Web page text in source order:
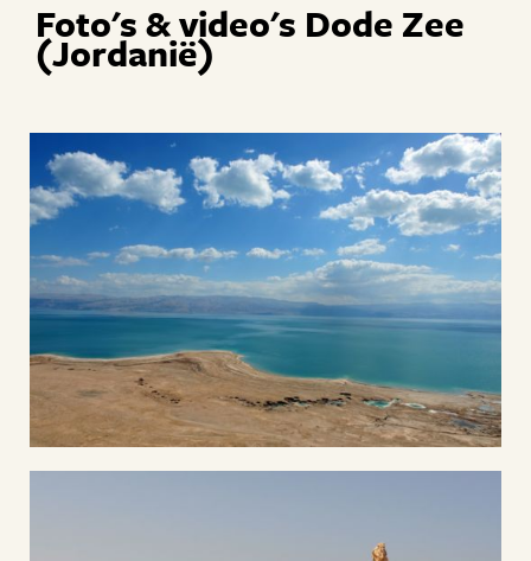
Foto's & video's Dode Zee
(Jordanië)